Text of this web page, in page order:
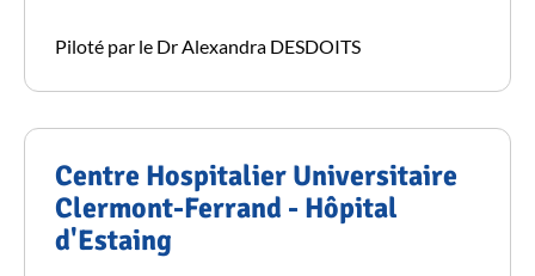
Piloté par le Dr Alexandra DESDOITS
Centre Hospitalier Universitaire
Clermont-Ferrand - Hôpital
d'Estaing